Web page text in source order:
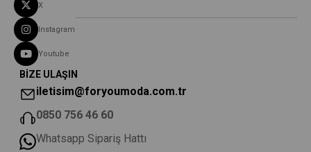
X
Instagram
Youtube
BİZE ULAŞIN
iletisim@foryoumoda.com.tr
0850 756 46 60
Whatsapp Sipariş Hattı